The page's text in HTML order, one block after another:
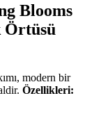
Blooms
Örtüsü
modern bir
Özellikleri: